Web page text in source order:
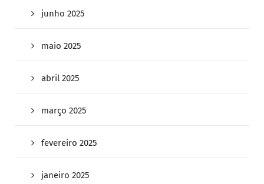
junho 2025
maio 2025
abril 2025
março 2025
fevereiro 2025
janeiro 2025